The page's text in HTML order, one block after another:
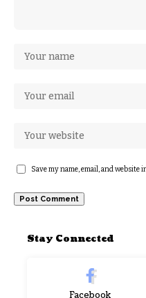
Save my name, email, and
Stay Connected
Facebook